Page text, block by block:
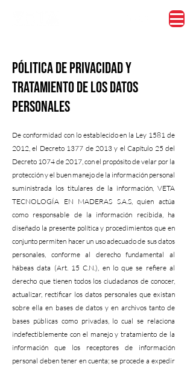
PÓLITICA DE PRIVACIDAD Y
TRATAMIENTO DE LOS DATOS
PERSONALES
De conformidad con lo establecido en la Ley 1581 de
2012, el Decreto 1377 de 2013 y el Capítulo 25 del
Decreto 1074 de 2017, con el propósito de velar por la
protección y el buen manejo de la información personal
suministrada los titulares de la información, VETA
TECNOLOGÍA EN MADERAS S.A.S, quien actúa
como responsable de la información recibida, ha
diseñado la presente política y procedimientos que en
conjunto permiten hacer un uso adecuado de sus datos
personales, conforme al derecho fundamental al
hábeas data (Art. 15 C.N.), en lo que se refiere al
derecho que tienen todos los ciudadanos de conocer,
actualizar, rectificar los datos personales que existan
sobre ella en bases de datos y en archivos tanto de
bases públicas como privadas, lo cual se relaciona
indefectiblemente con el manejo y tratamiento de la
información que los receptores de información
personal deben tener en cuenta; se procede a expedir